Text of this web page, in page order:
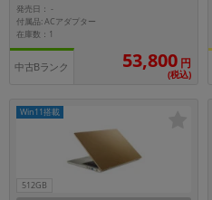
発売日：-
付属品: ACアダプター
在庫数：1
中古Bランク 53,800 円
(税込)
512GB
Win11搭載
各項目のチェックボックスは「or検索」となります。
ただし機能別のみ「and検索」となります。